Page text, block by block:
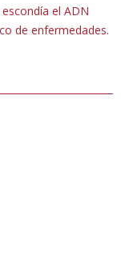
el ADN
de enfermedades.